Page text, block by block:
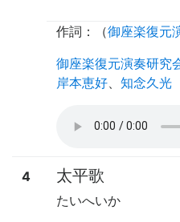
作詞：（御座楽復元
御座楽復元演奏研究
岸本恵好
知念久光
4 太平歌
たいへいか